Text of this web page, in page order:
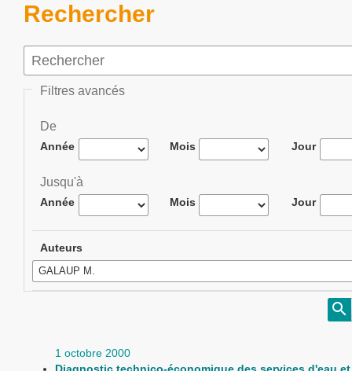
Content
Rechercher
Filtres avancés
De
Année Mois Jour
Jusqu'à
Année Mois Jour
Auteurs
1 octobre 2000